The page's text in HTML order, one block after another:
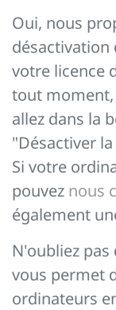
Oui, nous
votre licence
tout moment,
allez dans la
"Désactiver
Si votre
pouvez nous
également
N'oubliez
vous permet
ordinateurs